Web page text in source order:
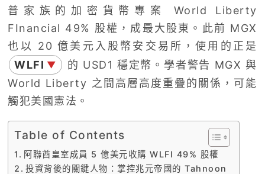
普家族的加密貨幣專案 World Liberty
FInancial 49% 股權，成最大股東。此前 MGX
也以 20 億美元入股幣安交易所，使用的正是
WLFI ▼
的 USD1 穩定幣。學者警告 MGX 與
World Liberty 之間高層高度重疊的關係，可能
觸犯美國憲法。
Table of Contents
阿聯酋皇室成員 5 億美元收購 WLFI 49% 股權
投資背後的關鍵人物：掌控兆元帝國的 Tahnoon